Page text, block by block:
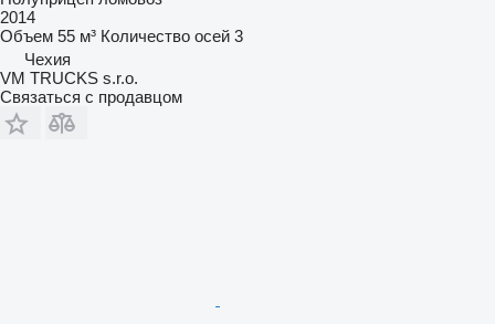
2014
Объем 55 м³ Количество осей 3
Чехия
VM TRUCKS s.r.o.
Связаться с продавцом